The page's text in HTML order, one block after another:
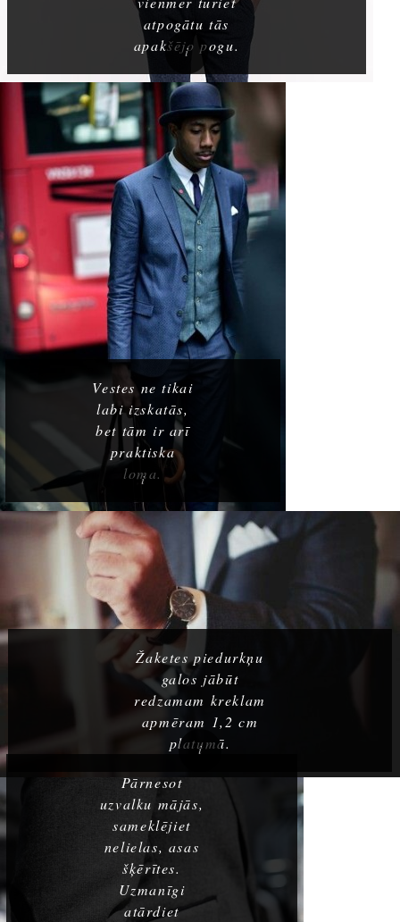
atpogātu tās
apakšējo pogu.
Vestes ne tikai
labi izskatās,
bet tām ir arī
praktiska
loma.
Žaketes piedurkņu
galos jābūt
redzamam kreklam
apmēram 1,2 cm
platumā.
Pārnesot
uzvalku mājās,
sameklējiet
nelielas, asas
šķērītes.
Uzmanīgi
atārdiet